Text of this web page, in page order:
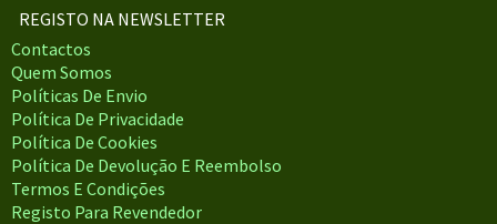
REGISTO NA NEWSLETTER
Contactos
Quem Somos
Políticas De Envio
Política De Privacidade
Política De Cookies
Política De Devolução E Reembolso
Termos E Condições
Registo Para Revendedor